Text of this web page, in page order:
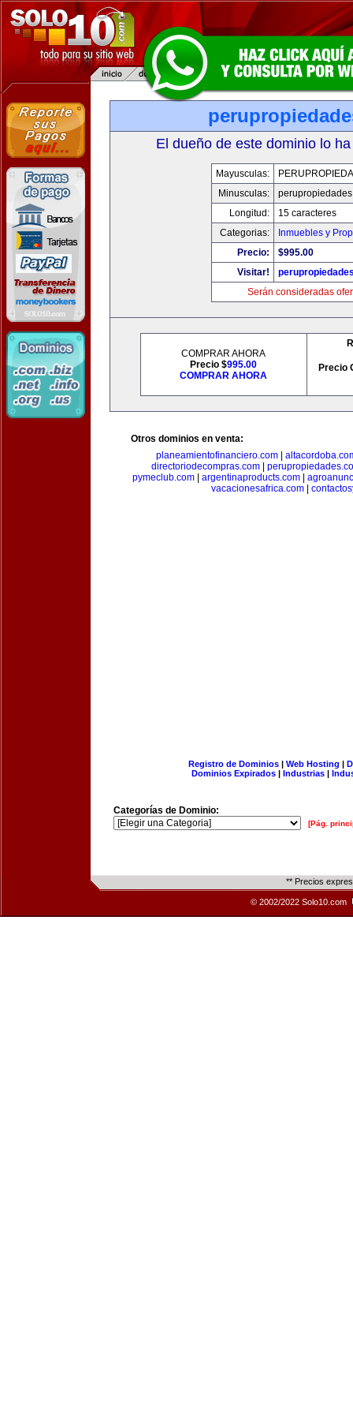
El dueño de este dominio lo
Mayusculas:
Minusculas:
Longitud:
15 caracteres
Categorias:
Inmuebles y
Precio:
$995.00
Visitar!
Serán consideradas
COMPRAR AHORA
Precio $995.00
COMPRAR AHORA
Precio
Otros dominios en venta:
planeamientofinanciero.com|
directoriodecompras.com|
pymeclub.com| argentinaproducts.com|
vacacionesafrica.com
Registro de Dominios| Web Hosting |
Dominios Expirados | Industrias |
Categorías de Dominio:
[Pág.
** Precios
© 2002/2022 Solo10.com